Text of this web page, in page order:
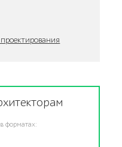
форматах: